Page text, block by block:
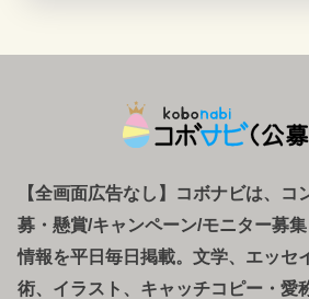
【全画面広告なし】コボナビは、コ
募 ・ 懸賞/キャンペーン/モニター募
情報を平日毎日掲載。文学、エッセ
術、イラスト、キャッチコピー・愛